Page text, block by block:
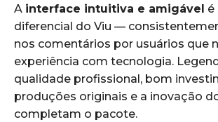
A interface intuitiva e amigável é
diferencial do Viu —
nos comentários por usuários que
experiência com tecnologia.
qualidade profissional, bom
produções originais e a inovação
completam o pacote.